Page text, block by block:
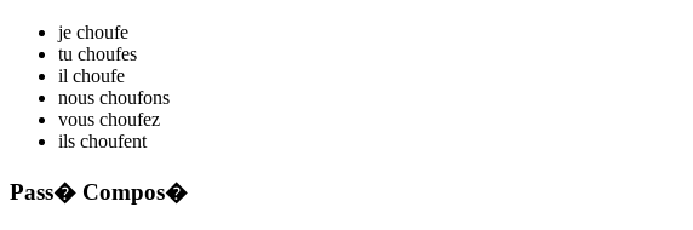
je choufe
tu choufes
il choufe
nous choufons
vous choufez
ils choufent
Pass� Compos�